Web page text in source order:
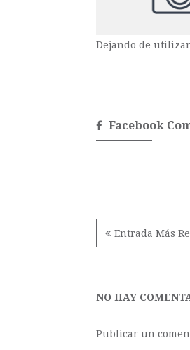
Dejando de
Facebook
Entrada Más
NO HAY
Publicar un